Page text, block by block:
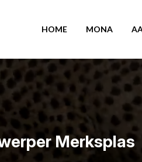
HOME MONA
Merksplas